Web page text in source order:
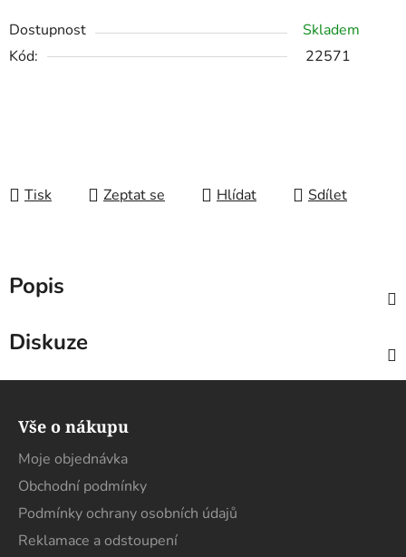
Dostupnost
Skladem
Kód:
22571
Tisk Zeptat se Hlídat Sdílet
Popis
Diskuze
Vše o nákupu
Moje objednávka
Obchodní podmínky
Podmínky ochrany osobních údajů
Reklamace a odstoupení